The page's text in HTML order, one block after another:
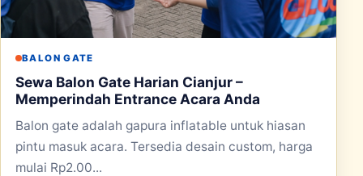
BALON GATE
Sewa Balon Gate Harian Cianjur –
Memperindah Entrance Acara Anda
Balon gate adalah gapura inflatable untuk hiasan
pintu masuk acara. Tersedia desain custom, harga
mulai Rp2.00...